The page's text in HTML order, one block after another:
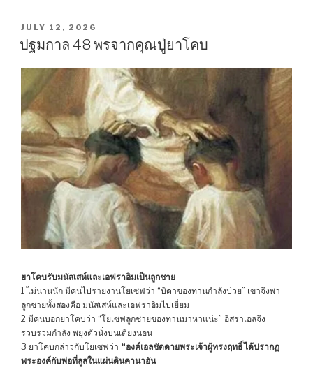
POSTED
ON
JULY 12, 2026
ปฐมกาล 48 พรจากคุณปู่ยาโคบ
ยาโคบรับมนัสเสห์และเอฟราอิมเป็นลูกชาย
1 ไม่นานนัก มีคนไปรายงานโยเซฟว่า “บิดาของท่านกำลังป่วย” เขาจึงพา
ลูกชายทั้งสองคือ มนัสเสห์และเอฟราอิมไปเยี่ยม
2 มีคนบอกยาโคบว่า “โยเซฟลูกชายของท่านมาหาแน่ะ” อิสราเอลจึง
รวบรวมกำลัง พยุงตัวนั่งบนเตียงนอน
3 ยาโคบกล่าวกับโยเซฟว่า “องค์เอลชัดดายพระเจ้าผู้ทรงฤทธิ์ ได้ปรากฏ
พระองค์กับพ่อที่ลูสในแผ่นดินคานาอัน